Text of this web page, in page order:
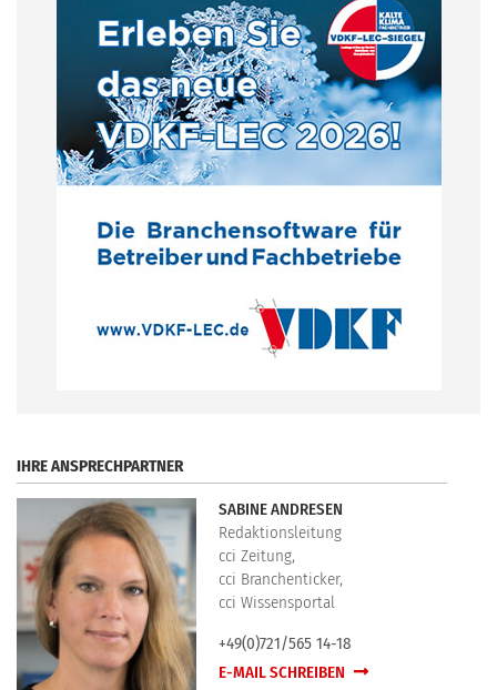
IHRE ANSPRECHPARTNER
SABINE ANDRESEN
Redaktionsleitung
cci Zeitung,
cci Branchenticker,
cci Wissensportal
+49(0)721/565 14-18
E-MAIL SCHREIBEN